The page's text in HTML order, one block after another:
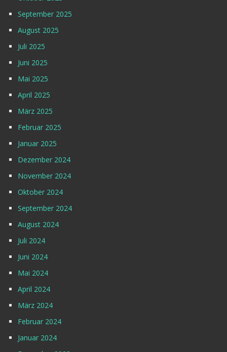
September 2025
August 2025
Juli 2025
Juni 2025
Mai 2025
April 2025
März 2025
Februar 2025
Januar 2025
Dezember 2024
November 2024
Oktober 2024
September 2024
August 2024
Juli 2024
Juni 2024
Mai 2024
April 2024
März 2024
Februar 2024
Januar 2024